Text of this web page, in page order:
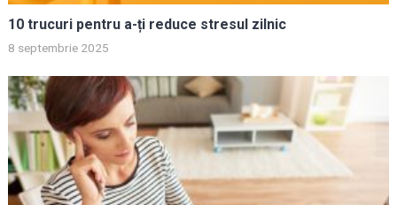
10 trucuri pentru a-ți reduce stresul zilnic
8 septembrie 2025